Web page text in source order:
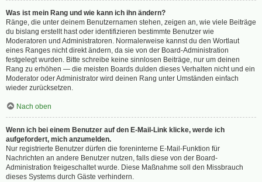
Was ist mein Rang und wie kann ich ihn ändern?
Ränge, die unter deinem Benutzernamen stehen, zeigen an, wie viele Beiträge
du bislang erstellt hast oder identifizieren bestimmte Benutzer wie
Moderatoren und Administratoren. Normalerweise kannst du den Wortlaut
eines Ranges nicht direkt ändern, da sie von der Board-Administration
festgelegt wurden. Bitte schreibe keine sinnlosen Beiträge, nur um deinen
Rang zu erhöhen — die meisten Boards dulden dieses Verhalten nicht und ein
Moderator oder Administrator wird deinen Rang unter Umständen einfach
wieder zurücksetzen.
Nach oben
Wenn ich bei einem Benutzer auf den E-Mail-Link klicke, werde ich
aufgefordert, mich anzumelden.
Nur registrierte Benutzer dürfen die foreninterne E-Mail-Funktion für
Nachrichten an andere Benutzer nutzen, falls diese von der Board-
Administration freigeschaltet wurde. Diese Maßnahme soll den Missbrauch
dieses Systems durch Gäste verhindern.